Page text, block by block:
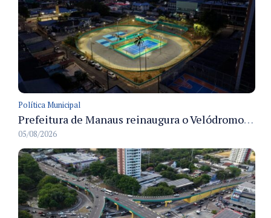
Política Municipal
Prefeitura de Manaus reinaugura o Velódromo Professora Alzira Campos e entrega espaço esportivo totalmente revitalizado
05/08/2026